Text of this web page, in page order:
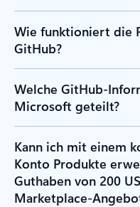
Wie funktioniert die
GitHub?
Welche GitHub-
Microsoft geteilt?
Kann ich mit einem
Konto Produkte
Guthaben von 200
Marketplace-